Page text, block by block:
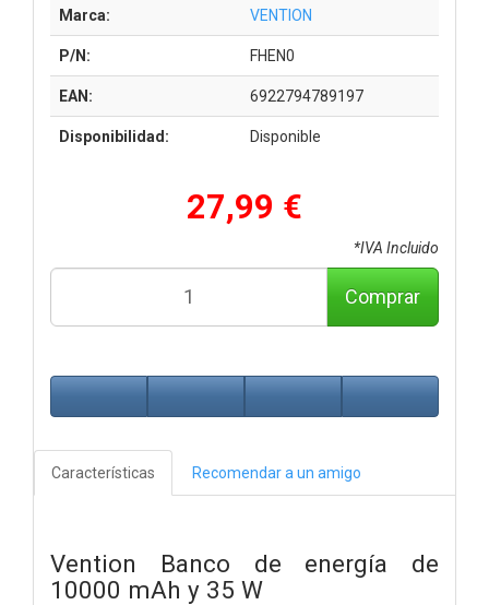
Marca: VENTION
P/N: FHEN0
EAN: 6922794789197
Disponibilidad: Disponible
27,99 €
*IVA Incluido
Comprar
Características Recomendar a un amigo
Vention Banco de energía de
10000 mAh y 35 W